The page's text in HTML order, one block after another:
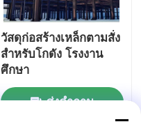
วัสดุก่อสร้างเหล็กตามสั่ง
สําหรับโกดัง โรงงาน
ศึกษา
ส่งคำถาม